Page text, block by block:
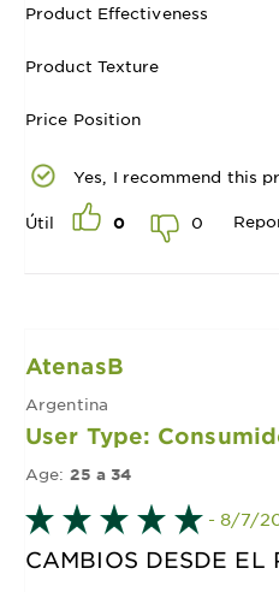
Product Effectiveness
Product Texture
Price Position
Yes, I recommend this
Útil 0 0
AtenasB
Argentina
User Type:
Age: 25 a 34
- 8/7/
CAMBIOS DESDE EL